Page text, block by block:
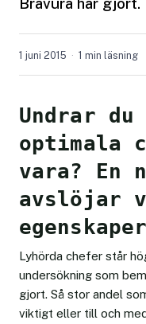
1 juni 2015 1 min läsning
Undrar du
optimala
vara? En
avslöjar
Lyhörda chefer står
undersökning som
gjort. Så stor andel
viktigt eller till och